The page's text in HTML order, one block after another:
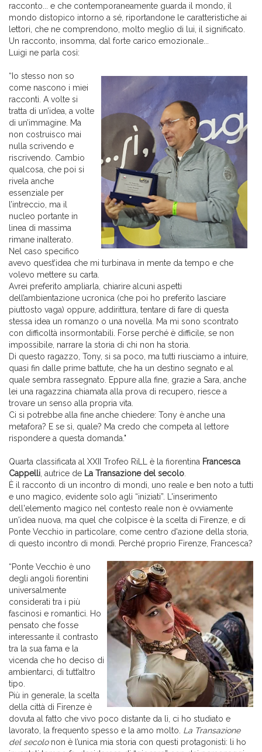
racconto... e che contemporaneamente guarda il mondo, il
mondo distopico intorno a sé, riportandone le caratteristiche ai
lettori, che ne comprendono, molto meglio di lui, il significato.
Un racconto, insomma, dal forte carico emozionale...
Luigi ne parla così:
“Io stesso non so
come nascono i miei
racconti. A volte si
tratta di un’idea, a volte
di un’immagine. Ma
non costruisco mai
nulla scrivendo e
riscrivendo. Cambio
qualcosa, che poi si
rivela anche
essenziale per
l’intreccio, ma il
nucleo portante in
linea di massima
rimane inalterato.
Nel caso specifico
avevo quest’idea che mi turbinava in mente da tempo e che
volevo mettere su carta.
Avrei preferito ampliarla, chiarire alcuni aspetti
dell’ambientazione ucronica (che poi ho preferito lasciare
piuttosto vaga) oppure, addirittura, tentare di fare di questa
stessa idea un romanzo o una novella. Ma mi sono scontrato
con difficoltà insormontabili. Forse perché è difficile, se non
impossibile, narrare la storia di chi non ha storia.
Di questo ragazzo, Tony, si sa poco, ma tutti riusciamo a intuire,
quasi fin dalle prime battute, che ha un destino segnato e al
quale sembra rassegnato. Eppure alla fine, grazie a Sara, anche
lei una ragazzina chiamata alla prova di recupero, riesce a
trovare un senso alla propria vita.
Ci si potrebbe alla fine anche chiedere: Tony è anche una
metafora? E se sì, quale? Ma credo che competa al lettore
rispondere a questa domanda."
Quarta classificata al XXII Trofeo RiLL è la fiorentina Francesca
Cappelli , autrice de La Transazione del secolo
È il racconto di un incontro di mondi, uno reale e ben noto a tutti
e uno magico, evidente solo agli “iniziati”. L'inserimento
dell'elemento magico nel contesto reale non è ovviamente
un'idea nuova, ma quel che colpisce è la scelta di Firenze, e di
Ponte Vecchio in particolare, come centro d'azione della storia,
di questo incontro di mondi. Perché proprio Firenze, Francesca?
“Ponte Vecchio è uno
degli angoli fiorentini
universalmente
considerati tra i più
fascinosi e romantici. Ho
pensato che fosse
interessante il contrasto
tra la sua fama e la
vicenda che ho deciso di
ambientarci, di tutt’altro
tipo.
Più in generale, la scelta
della città di Firenze è
dovuta al fatto che vivo poco distante da lì, ci ho studiato e
lavorato, la frequento spesso e la amo molto. La Transazione
del secolonon è l’unica mia storia con questi protagonisti: li ho